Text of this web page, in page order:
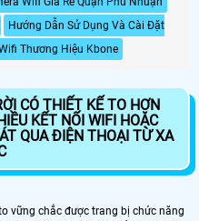
Hướng Dẫn Sử Dụng Và Cài Đặt
Thương Hiệu Kbone
CÓ THIẾT KẾ TO HƠN
KẾT NỐI WIFI HOẶC
QUA ĐIỆN THOẠI TỪ XA
vững chắc được trang bị chức năng